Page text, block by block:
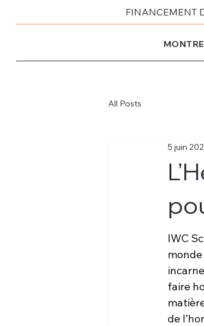
FINANCEMENT
All Posts
5 juin
IWC
faire
de